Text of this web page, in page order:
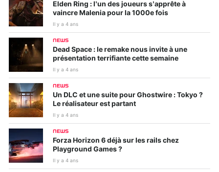
Elden Ring : l’un des joueurs s’apprête à
vaincre Malenia pour la 1000e fois
Il y a 4 ans
NEWS
Dead Space : le remake nous invite à une
présentation terrifiante cette semaine
Il y a 4 ans
NEWS
Un DLC et une suite pour Ghostwire : Tokyo ?
Le réalisateur est partant
Il y a 4 ans
NEWS
Forza Horizon 6 déjà sur les rails chez
Playground Games ?
Il y a 4 ans